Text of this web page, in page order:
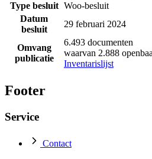
Type besluit Woo-besluit
Datum
besluit
29 februari 2024
Omvang
publicatie
6.493 documenten
waarvan 2.888
Inventarislijst
Footer
Service
Contact